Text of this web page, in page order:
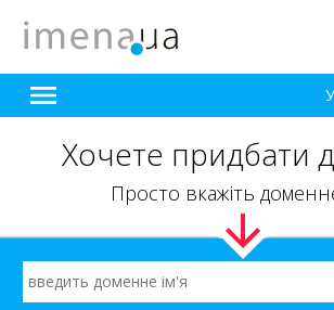
Хочете придбати
Просто вкажіть